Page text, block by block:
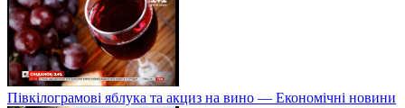
Півкілограмові яблука та акциз на вино — Економічні новини